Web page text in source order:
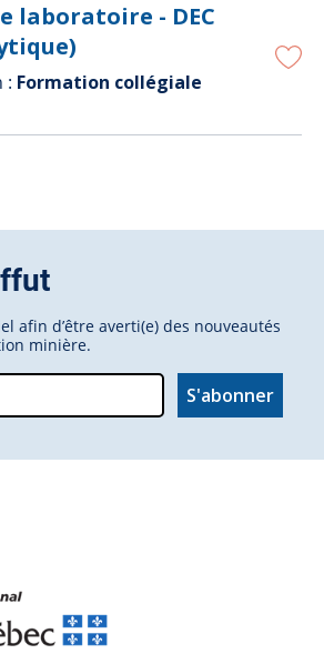
laboratoire - DEC
: Formation collégiale
afin d’être averti(e) des nouveautés
minière.
S'abonner